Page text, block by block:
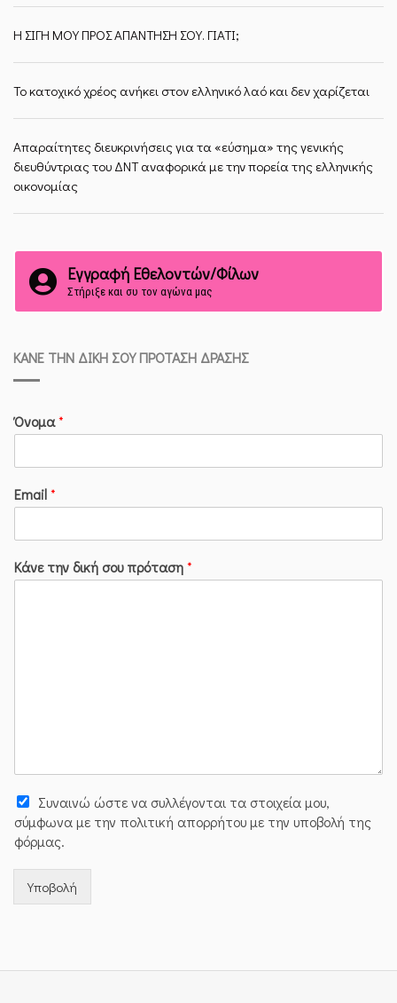
Η ΣΙΓΗ ΜΟΥ ΠΡΟΣ ΑΠΑΝΤΗΣΗ ΣΟΥ. ΓΙΑΤΙ;
Το κατοχικό χρέος ανήκει στον ελληνικό λαό και δεν χαρίζεται
Απαραίτητες διευκρινήσεις για τα «εύσημα» της γενικής
διευθύντριας του ΔΝΤ αναφορικά με την πορεία της ελληνικής
οικονομίας
Εγγραφή Εθελοντών/Φίλων
Στήριξε και συ τον αγώνα μας
ΚΆΝΕ ΤΗΝ ΔΙΚΉ ΣΟΥ ΠΡΌΤΑΣΗ ΔΡΆΣΗΣ
Όνομα*
Email*
Κάνε την δική σου πρόταση*
Συναινώ ώστε να συλλέγoνται τα στοιχεία μου,
σύμφωνα με την πολιτική απορρήτου με την υποβολή της
φόρμας.
Υποβολή